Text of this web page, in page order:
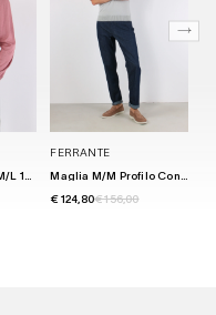
FERRANTE
€ 124,80€ 156,00